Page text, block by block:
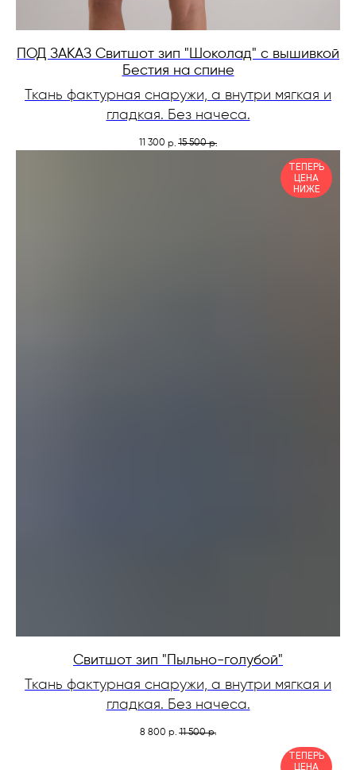
ПОД ЗАКАЗ Свитшот зип "Шоколад" с вышивкой
Бестия на спине
Ткань фактурная снаружи, а внутри мягкая и
гладкая. Без начеса.
11 300 р. 15 500 р.
ТЕПЕРЬ
ЦЕНА
НИЖЕ
Свитшот зип "Пыльно-голубой"
Ткань фактурная снаружи, а внутри мягкая и
гладкая. Без начеса.
8 800 р. 11 500 р.
ТЕПЕРЬ
ЦЕНА